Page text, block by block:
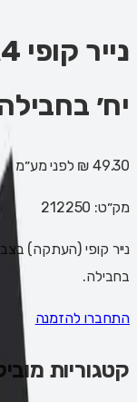
יח׳
49.30 ₪ לפני מע״מ
מק״ט: 212250
בחבילה.
התחברו להזמנה
קטגוריות